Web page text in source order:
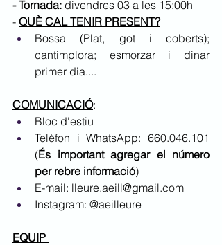
- Tornada: divendres 03 a les 15:00h
- QUÈ CAL TENIR PRESENT?
Bossa (Plat, got i coberts);
cantimplora; esmorzar i dinar
primer dia....
COMUNICACIÓ:
Bloc d'estiu
Telèfon i WhatsApp: 660.046.101
(És important agregar el número
per rebre informació)
E-mail: lleure.aeill@gmail.com
Instagram: @aeilleure
EQUIP